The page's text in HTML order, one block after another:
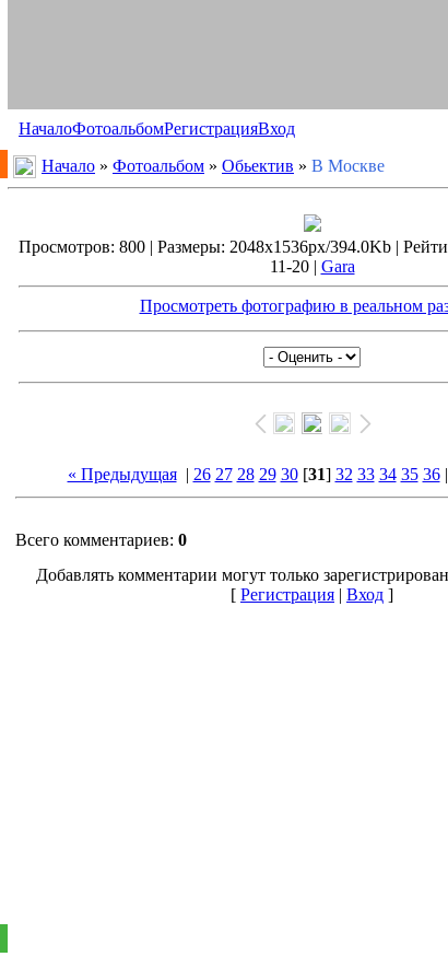
НачалоФотоальбомРегистрацияВход
Начало » Фотоальбом » Обьектив » В Москве
Просмотров: 800 | Размеры: 2048x1536px/394.0Kb |
11-20 | Gara
Просмотреть фотографию в реальном
« Предыдущая| 26 27 28 29 30[31] 32 33 34 35 36|
Всего комментариев: 0
Добавлять комментарии могут только
[ Регистрация | Вход ]